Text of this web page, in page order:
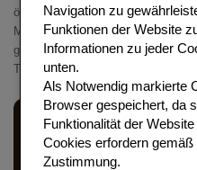
österreichischen Küche –
Mitteleuropa. Der hauchdünne
gerollt, sondern über die Hände
Technik, die beeindruckt und
Apfelstrudel mit
Navigation zu
Funktionen der Website
Informationen zu jeder
unten.
Als Notwendig markierte
Browser gespeichert, da
Funktionalität der
Cookies erfordern
Zustimmung.